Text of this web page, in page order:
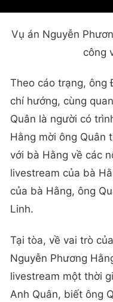
Vụ án Nguyễn
công
Theo cáo trạng, ông
chí hướng, cùng
Quân là người có
Hằng mời ông Quân
với bà Hằng về các
livestream của bà
của bà Hằng, ông
Linh.
Tại tòa, về vai trò
Nguyễn Phương
livestream một thời
Anh Quân, biết ông